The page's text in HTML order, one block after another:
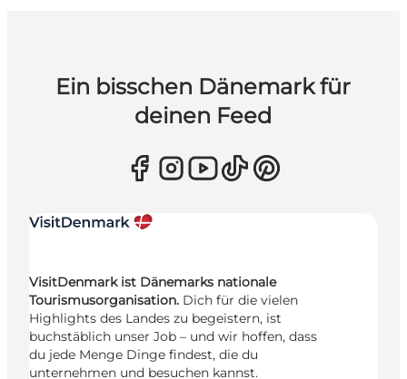
Ein bisschen Dänemark für
deinen Feed
VisitDenmark ist Dänemarks nationale
Tourismusorganisation. Dich für die vielen
Highlights des Landes zu begeistern, ist
buchstäblich unser Job – und wir hoffen, dass
du jede Menge Dinge findest, die du
unternehmen und besuchen kannst.